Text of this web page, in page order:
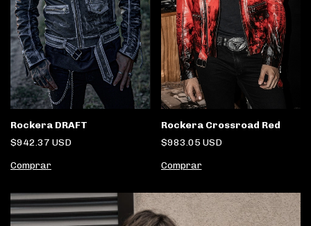
Rockera DRAFT
$942.37 USD
Comprar
Rockera Crossroad Red
$983.05 USD
Comprar